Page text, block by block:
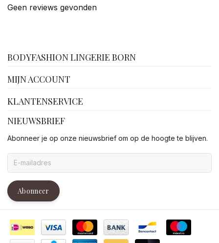
Geen reviews gevonden
BODYFASHION LINGERIE BORN
MIJN ACCOUNT
KLANTENSERVICE
NIEUWSBRIEF
Abonneer je op onze nieuwsbrief om op de hoogte te blijven.
Abonneer